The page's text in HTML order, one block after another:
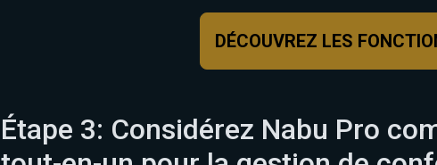
DÉCOUVREZ LES
Étape 3: Considérez Nabu Pro